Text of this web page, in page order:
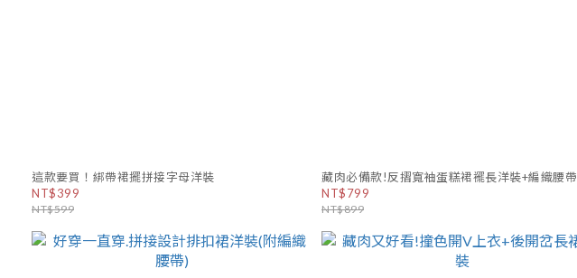
這款要買！綁帶裙擺拼接字母洋裝
NT$399
NT$599
藏肉必備款!反摺寬袖蛋糕裙襬長洋裝+編織腰帶
NT$799
NT$899